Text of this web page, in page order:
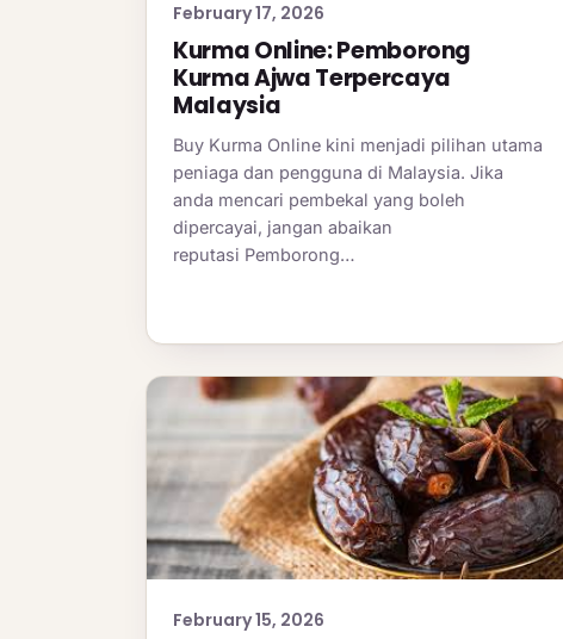
February 17, 2026
Kurma Online: Pemborong
Kurma Ajwa Terpercaya
Malaysia
Buy Kurma Online kini menjadi pilihan utama
peniaga dan pengguna di Malaysia. Jika
anda mencari pembekal yang boleh
dipercayai, jangan abaikan
reputasi Pemborong…
February 15, 2026